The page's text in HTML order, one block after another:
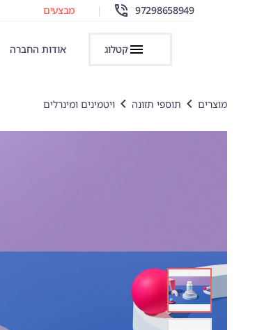
97298658949
| מבצעים
קטלוג אודות החברה
מוצרים תוספי תזונה ויטמינים ומינרלים